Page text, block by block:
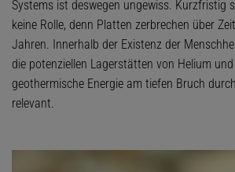
Systems ist deswegen ungewiss. Kurzfristig
keine Rolle, denn Platten zerbrechen über
Jahren. Innerhalb der Existenz der
die potenziellen Lagerstätten von Helium
geothermische Energie am tiefen Bruch
relevant.